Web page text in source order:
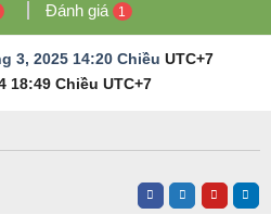
Đánh giá 1
3, 2025 14:20 Chiều UTC+7
18:49 Chiều UTC+7